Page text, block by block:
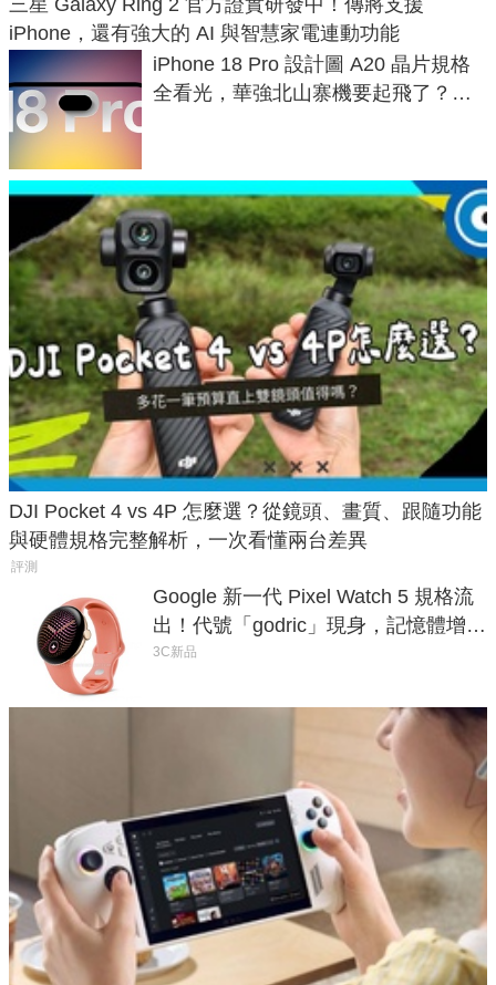
三星 Galaxy Ring 2 官方證實研發中！傳將支援
iPhone，還有強大的 AI 與智慧家電連動功能
iPhone 18 Pro 設計圖 A20 晶片規格
全看光，華強北山寨機要起飛了？專
DJI Pocket 4 vs 4P 怎麼選？從鏡頭、畫質、跟隨功能
與硬體規格完整解析，一次看懂兩台差異
評測
Google 新一代 Pixel Watch 5 規格流
出！代號「godric」現身，記憶體增強
鎖定 AI 應用
3C新品